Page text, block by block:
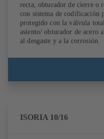
recta, obturador de cierre o
con sistema de codificación
protegido con la válvula
asiento/ obturador de acero
al desgaste y a la corrosión.
ISORIA 10/16